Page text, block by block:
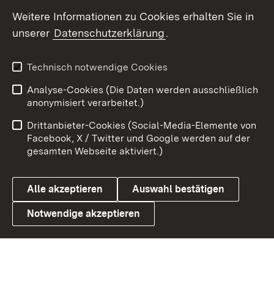
Social Wall
X / Twitter
Youtube
Link zum Landesportal
Benutzungshinweise
Barrierefreiheit
Datenschutz
Cookies
Weitere Informationen zu Cookies erhalten Sie in
unserer Datenschutzerklärung.
Technisch notwendige Cookies
Analyse-Cookies (Die Daten werden ausschließlich
anonymisiert verarbeitet.)
Drittanbieter-Cookies (Social-Media-Elemente von
Facebook, X / Twitter und Google werden auf der
gesamten Webseite aktiviert.)
Alle akzeptieren Auswahl bestätigen
Notwendige akzeptieren